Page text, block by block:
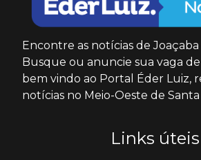
Encontre as notícias de Joaçaba
Busque ou anuncie sua vaga
bem vindo ao Portal Éder Luiz,
notícias no Meio-Oeste de Santa
Links úteis